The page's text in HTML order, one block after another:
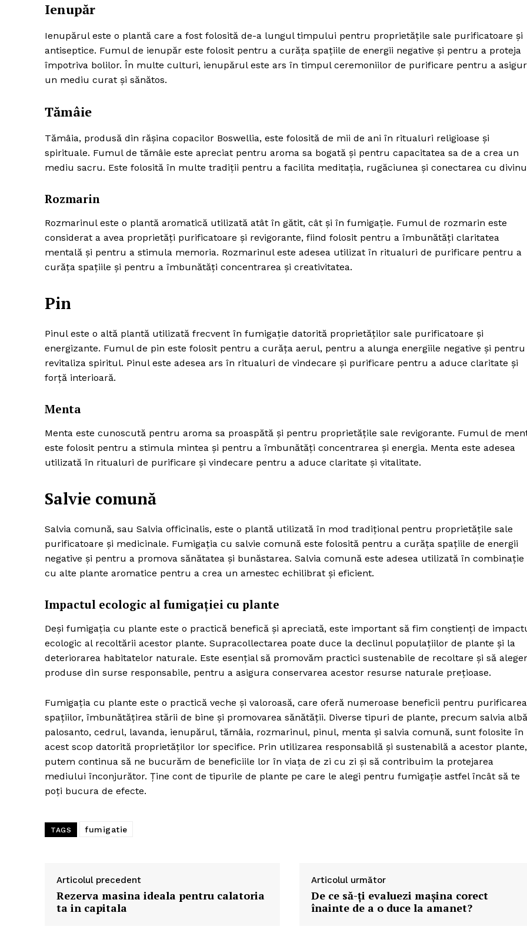
Ienupăr
Ienupărul este o plantă care a fost folosită de-a lungul timpului pentru proprietățile sale purificatoare și
antiseptice. Fumul de ienupăr este folosit pentru a curăța spațiile de energii negative și pentru a proteja
împotriva bolilor. În multe culturi, ienupărul este ars în timpul ceremoniilor de purificare pentru a
un mediu curat și sănătos.
Tămâie
Tămâia, produsă din rășina copacilor Boswellia, este folosită de mii de ani în ritualuri religioase și
spirituale. Fumul de tămâie este apreciat pentru aroma sa bogată și pentru capacitatea sa de a crea un
mediu sacru. Este folosită în multe tradiții pentru a facilita meditația, rugăciunea și conectarea cu
Rozmarin
Rozmarinul este o plantă aromatică utilizată atât în gătit, cât și în fumigație. Fumul de rozmarin este
considerat a avea proprietăți purificatoare și revigorante, fiind folosit pentru a îmbunătăți claritatea
mentală și pentru a stimula memoria. Rozmarinul este adesea utilizat în ritualuri de purificare pentru a
curăța spațiile și pentru a îmbunătăți concentrarea și creativitatea.
Pin
Pinul este o altă plantă utilizată frecvent în fumigație datorită proprietăților sale purificatoare și
energizante. Fumul de pin este folosit pentru a curăța aerul, pentru a alunga energiile negative și pentru
revitaliza spiritul. Pinul este adesea ars în ritualuri de vindecare și purificare pentru a aduce claritate și
forță interioară.
Menta
Menta este cunoscută pentru aroma sa proaspătă și pentru proprietățile sale revigorante. Fumul de
este folosit pentru a stimula mintea și pentru a îmbunătăți concentrarea și energia. Menta este adesea
utilizată în ritualuri de purificare și vindecare pentru a aduce claritate și vitalitate.
Salvie comună
Salvia comună, sau Salvia officinalis, este o plantă utilizată în mod tradițional pentru proprietățile sale
purificatoare și medicinale. Fumigația cu salvie comună este folosită pentru a curăța spațiile de energii
negative și pentru a promova sănătatea și bunăstarea. Salvia comună este adesea utilizată în combinație
cu alte plante aromatice pentru a crea un amestec echilibrat și eficient.
Impactul ecologic al fumigației cu plante
Deși fumigația cu plante este o practică benefică și apreciată, este important să fim conștienți de
ecologic al recoltării acestor plante. Supracollectarea poate duce la declinul populațiilor de plante și la
deteriorarea habitatelor naturale. Este esențial să promovăm practici sustenabile de recoltare și să
produse din surse responsabile, pentru a asigura conservarea acestor resurse naturale prețioase.
Fumigația cu plante este o practică veche și valoroasă, care oferă numeroase beneficii pentru purificarea
spațiilor, îmbunătățirea stării de bine și promovarea sănătății. Diverse tipuri de plante, precum salvia
palosanto, cedrul, lavanda, ienupărul, tămâia, rozmarinul, pinul, menta și salvia comună, sunt folosite în
acest scop datorită proprietăților lor specifice. Prin utilizarea responsabilă și sustenabilă a acestor plante,
putem continua să ne bucurăm de beneficiile lor în viața de zi cu zi și să contribuim la protejarea
mediului înconjurător. Ține cont de tipurile de plante pe care le alegi pentru fumigație astfel încât să te
poți bucura de efecte.
TAGS fumigatie
Articolul precedent
Rezerva masina ideala pentru calatoria
ta in capitala
Articolul următor
De ce să-ți evaluezi mașina corect
înainte de a o duce la amanet?